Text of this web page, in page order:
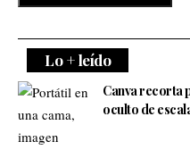
Lo + leído
Canva recorta
oculto de